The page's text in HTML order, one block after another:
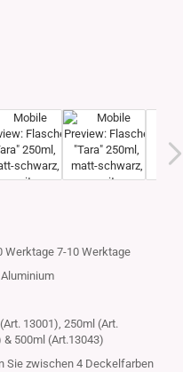
7-10 Werktage
Aluminium
13001), 250ml (Art.
& 500ml (Art.13043)
Sie zwischen 4 Deckelfarben